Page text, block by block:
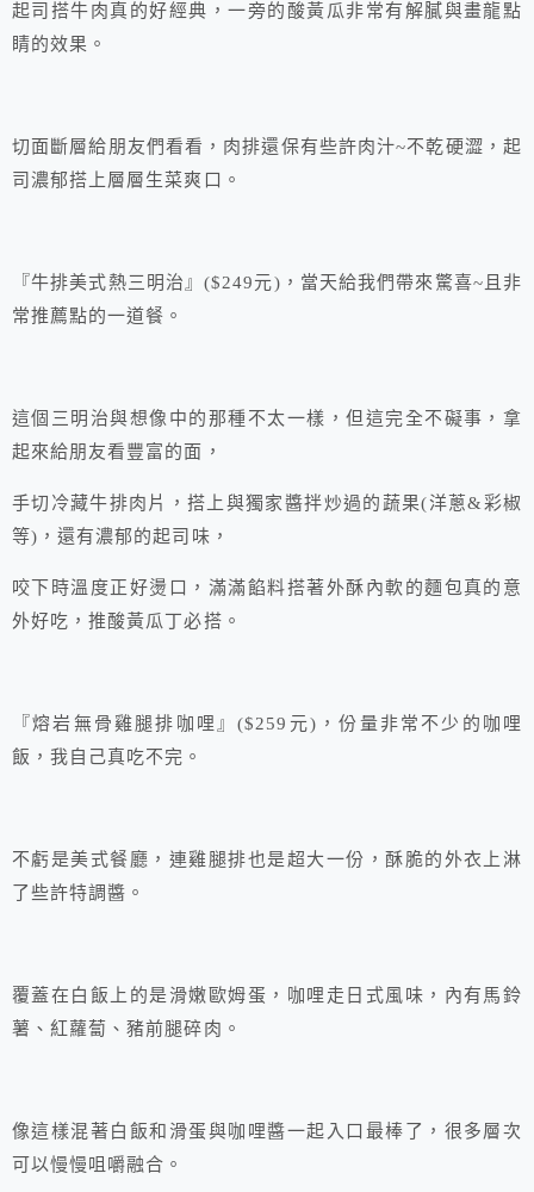
起司搭牛肉真的好經典，一旁的酸黃瓜非常有解膩與畫龍點
睛的效果。
切面斷層給朋友們看看，肉排還保有些許肉汁~不乾硬澀，起
司濃郁搭上層層生菜爽口。
『牛排美式熱三明治』($249元)，當天給我們帶來驚喜~且非
常推薦點的一道餐。
這個三明治與想像中的那種不太一樣，但這完全不礙事，拿
起來給朋友看豐富的面，
手切冷藏牛排肉片，搭上與獨家醬拌炒過的蔬果(洋蔥&彩椒
等)，還有濃郁的起司味，
咬下時溫度正好燙口，滿滿餡料搭著外酥內軟的麵包真的意
外好吃，推酸黃瓜丁必搭。
『熔岩無骨雞腿排咖哩』($259元)，份量非常不少的咖哩
飯，我自己真吃不完。
不虧是美式餐廳，連雞腿排也是超大一份，酥脆的外衣上淋
了些許特調醬。
覆蓋在白飯上的是滑嫩歐姆蛋，咖哩走日式風味，內有馬鈴
薯、紅蘿蔔、豬前腿碎肉。
像這樣混著白飯和滑蛋與咖哩醬一起入口最棒了，很多層次
可以慢慢咀嚼融合。